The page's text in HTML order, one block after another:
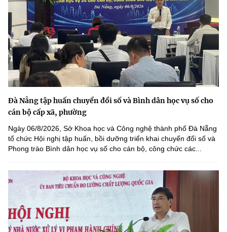
Đà Nẵng tập huấn chuyển đổi số và Bình dân học vụ số cho
cán bộ cấp xã, phường
Ngày 06/8/2026, Sở Khoa học và Công nghệ thành phố Đà Nẵng
tổ chức Hội nghị tập huấn, bồi dưỡng triển khai chuyển đổi số và
Phong trào Bình dân học vụ số cho cán bộ, công chức các...